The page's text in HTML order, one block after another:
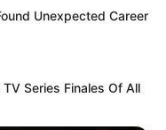
ต่อเป็นพิเศษ
น ต่างคนต่างอยู่ หรือ
Unexpected Career
Series Finales Of All